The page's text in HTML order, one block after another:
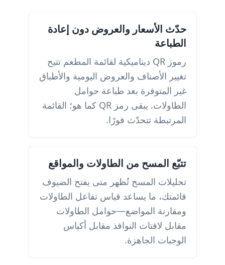
حدّث الأسعار والعروض دون إعادة
الطباعة
رموز QR ديناميكية لقائمة المطعم تتيح
تغيير الأصناف والعروض اليومية والأطباق
غير المتوفرة بعد طباعة حوامل
الطاولات. يبقى رمز QR كما هو؛ القائمة
المرتبطة تتحدّث فورًا.
تتبّع المسح من الطاولات والمواقع
تحليلات المسح تُظهر متى يفتح الضيوف
قائمتك، ما يساعد قياس تفاعل الطاولات
ومقارنة المواضع—حوامل الطاولات
مقابل لافتات النوافذ مقابل أكياس
الوجبات الجاهزة.